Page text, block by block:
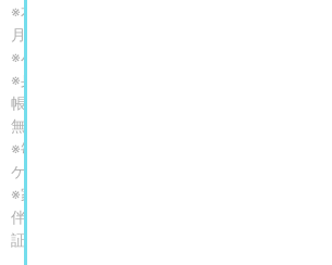
※本展チケットでMOTコレクションもご覧い
月5日～9月18日は展示替えのためご覧いただ
※小学生以下のお客様は保護者の同伴が必要で
※身体障害者手帳・愛の手帳・療育手帳・精神
帳・被爆者健康手帳をお持ちの方と、その付
無料になります。
※毎月第3水曜（シルバーデー）は、65歳以上
ケットカウンターで年齢を証明できるものを提
※家族ふれあいの日（毎月第3土曜と翌日曜）
伴する保護者（2名まで）の観覧料が半額にな
証明できるものを提示）